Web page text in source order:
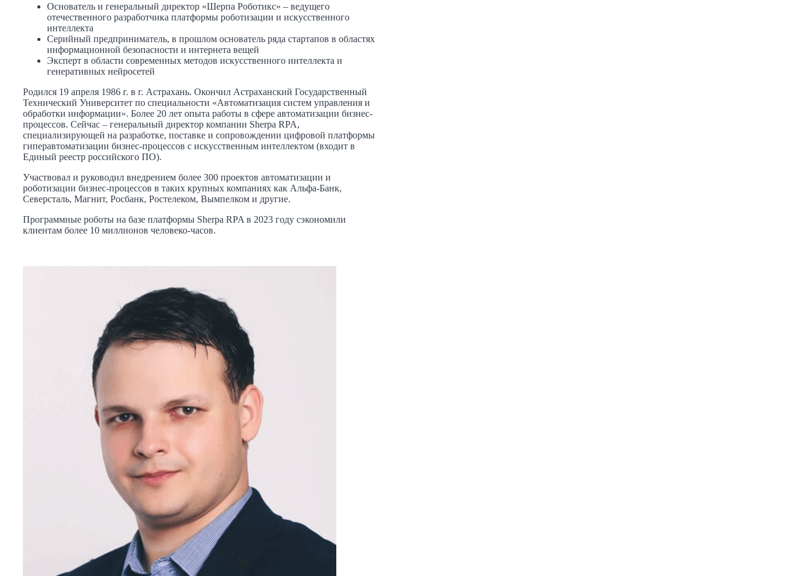
Основатель и генеральный директор «Шерпа Роботикс» – ведущего
отечественного разработчика платформы роботизации и искусственного
интеллекта
Серийный предприниматель, в прошлом основатель ряда стартапов в областях
информационной безопасности и интернета вещей
Эксперт в области современных методов искусственного интеллекта и
генеративных нейросетей
Родился 19 апреля 1986 г. в г. Астрахань. Окончил Астраханский Государственный
Технический Университет по специальности «Автоматизация систем управления и
обработки информации». Более 20 лет опыта работы в сфере автоматизации бизнес-
процессов. Сейчас – генеральный директор компании Sherpa RPA,
специализирующей на разработке, поставке и сопровождении цифровой платформы
гиперавтоматизации бизнес-процессов с искусственным интеллектом (входит в
Единый реестр российского ПО).
Участвовал и руководил внедрением более 300 проектов автоматизации и
роботизации бизнес-процессов в таких крупных компаниях как Альфа-Банк,
Северсталь, Магнит, Росбанк, Ростелеком, Вымпелком и другие.
Программные роботы на базе платформы Sherpa RPA в 2023 году сэкономили
клиентам более 10 миллионов человеко-часов.